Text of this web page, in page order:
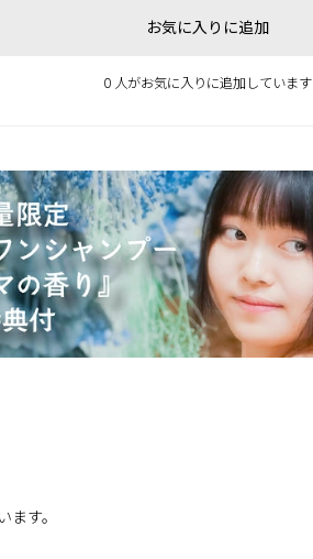
お気に入りに追加
0 人がお気に入りに追加しています
す。